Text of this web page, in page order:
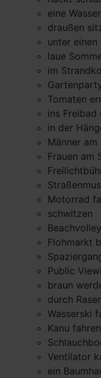
eine
draußen
unter
laue
im
Tomaten
ins Freibad
in der
Männer
Frauen am
Motorrad
schwitzen
Flohmarkt
Public
braun
durch
Wasserski
Kanu fahren
Ventilator
ein